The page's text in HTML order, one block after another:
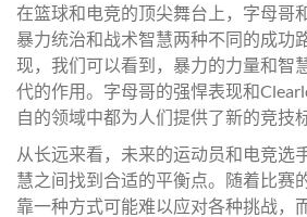
在篮球和电竞的顶尖舞台上，字母哥
暴力统治和战术智慧两种不同的成功
现，我们可以看到，暴力的力量和智
代的作用。字母哥的强悍表现和
自的领域中都为人们提供了新的竞技
从长远来看，未来的运动员和电竞选
慧之间找到合适的平衡点。随着比赛
靠一种方式可能难以应对各种挑战，